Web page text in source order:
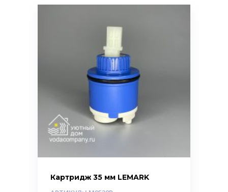
Картридж 35 мм LEMARK